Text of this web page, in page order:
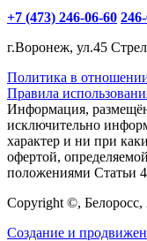
+7 (473) 246-06-60
г.Воронеж, ул.45
Политика в
Правила
Информация,
исключительно
характер и ни при
офертой, определяемой
положениями Статьи
Copyright ©, Белоросс,
Создание и